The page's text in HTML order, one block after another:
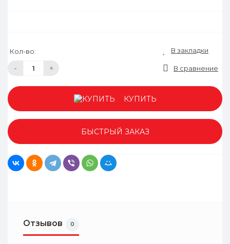
Кол-во:
- +
В закладки
В сравнение
КУПИТЬ
БЫСТРЫЙ ЗАКАЗ
Отзывов 0